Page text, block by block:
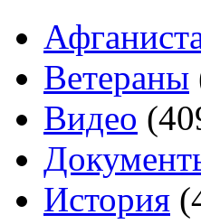
Ветераны
Видео
История